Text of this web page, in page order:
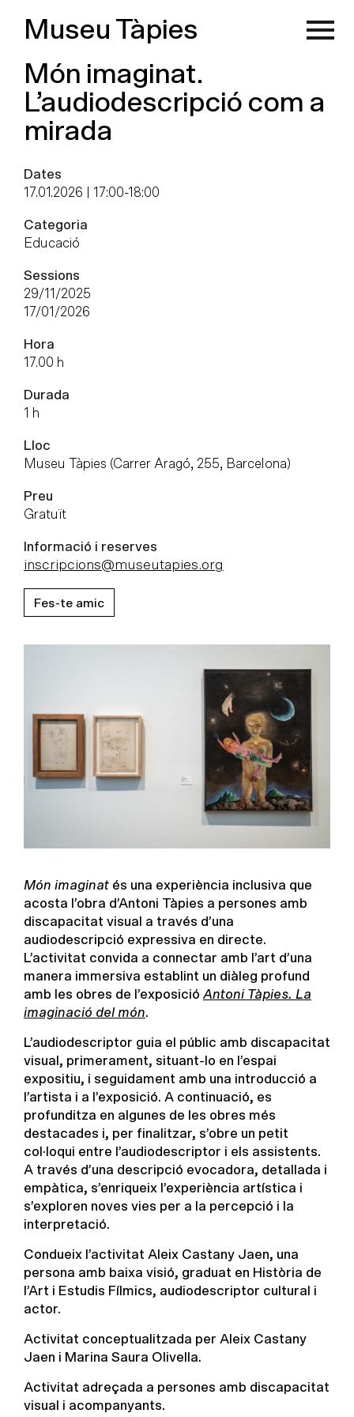
Museu Tàpies
Món imaginat.
L’audiodescripció com a
mirada
Dates
17.01.2026 | 17:00-18:00
Categoria
Educació
Sessions
29/11/2025
17/01/2026
Hora
17.00 h
Durada
1 h
Lloc
Museu Tàpies (Carrer Aragó, 255, Barcelona)
Preu
Gratuït
Informació i reserves
inscripcions@museutapies.org
Fes-te amic
Món imaginat és una experiència inclusiva que
acosta l’obra d’Antoni Tàpies a persones amb
discapacitat visual a través d’una
audiodescripció expressiva en directe.
L’activitat convida a connectar amb l’art d’una
manera immersiva establint un diàleg profund
amb les obres de l’exposició Antoni Tàpies. La
imaginació del món.
L’audiodescriptor guia el públic amb discapacitat
visual, primerament, situant-lo en l’espai
expositiu, i seguidament amb una introducció a
l’artista i a l’exposició. A continuació, es
profunditza en algunes de les obres més
destacades i, per finalitzar, s’obre un petit
col·loqui entre l’audiodescriptor i els assistents.
A través d’una descripció evocadora, detallada i
empàtica, s’enriqueix l’experiència artística i
s’exploren noves vies per a la percepció i la
interpretació.
Condueix l’activitat Aleix Castany Jaen, una
persona amb baixa visió, graduat en Història de
l’Art i Estudis Fílmics, audiodescriptor cultural i
actor.
Activitat conceptualitzada per Aleix Castany
Jaen i Marina Saura Olivella.
Activitat adreçada a persones amb discapacitat
visual i acompanyants.